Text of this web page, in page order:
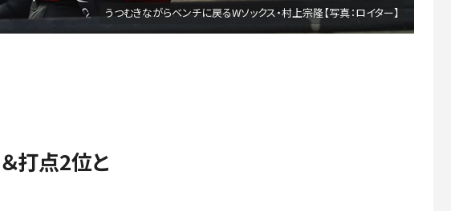
うつむきながらベンチに戻るWソックス・村上宗隆【写真：ロイター】
打点2位と